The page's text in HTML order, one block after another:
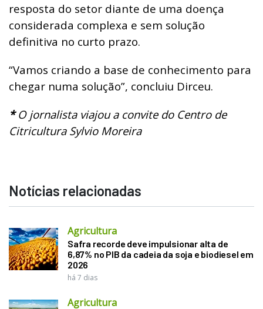
resposta do setor diante de uma doença
considerada complexa e sem solução
definitiva no curto prazo.
“Vamos criando a base de conhecimento para
chegar numa solução”, concluiu Dirceu.
*O jornalista viajou a convite do Centro de
Citricultura Sylvio Moreira
Notícias relacionadas
Agricultura
Safra recorde deve impulsionar alta de
6,87% no PIB da cadeia da soja e biodiesel em
2026
há 7 dias
Agricultura